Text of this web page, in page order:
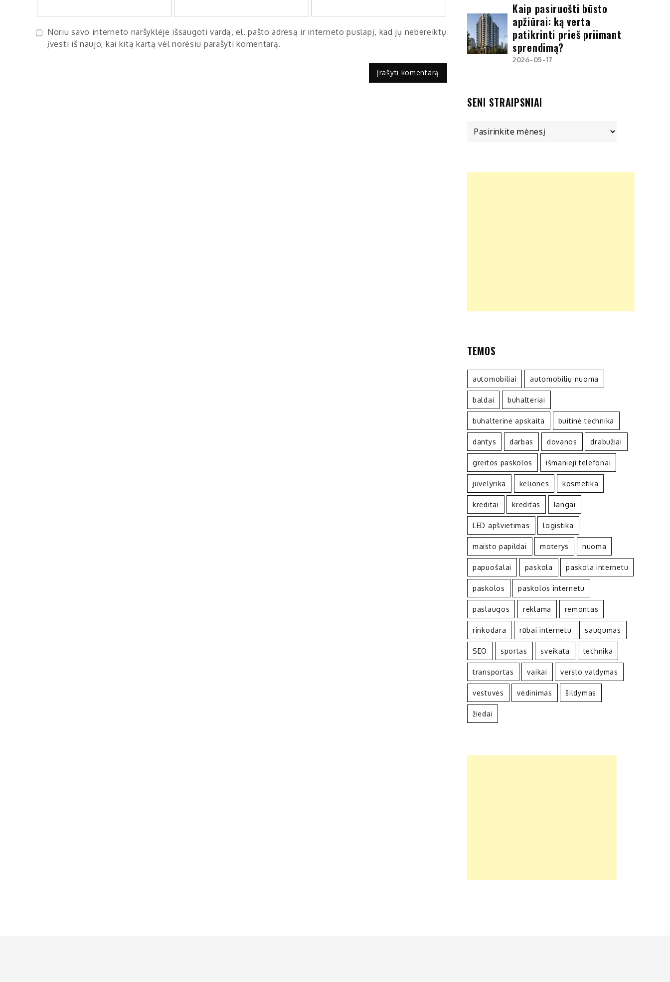
Noriu savo interneto naršyklėje išsaugoti vardą, el. pašto adresą ir interneto puslapį, kad jų nebereiktų
įvesti iš naujo, kai kitą kartą vėl norėsiu parašyti komentarą.
Kaip pasiruošti būsto
apžiūrai: ką verta
patikrinti prieš priimant
sprendimą?
2026-05-17
SENI STRAIPSNIAI
TEMOS
automobiliai automobilių nuoma
baldai buhalteriai
buhalterinė apskaita buitinė technika
dantys darbas dovanos drabužiai
greitos paskolos išmanieji telefonai
juvelyrika keliones kosmetika
kreditai kreditas langai
LED apšvietimas logistika
maisto papildai moterys nuoma
papuošalai paskola paskola internetu
paskolos paskolos internetu
paslaugos reklama remontas
rinkodara rūbai internetu saugumas
SEO sportas sveikata technika
transportas vaikai verslo valdymas
vestuvės vėdinimas šildymas
žiedai